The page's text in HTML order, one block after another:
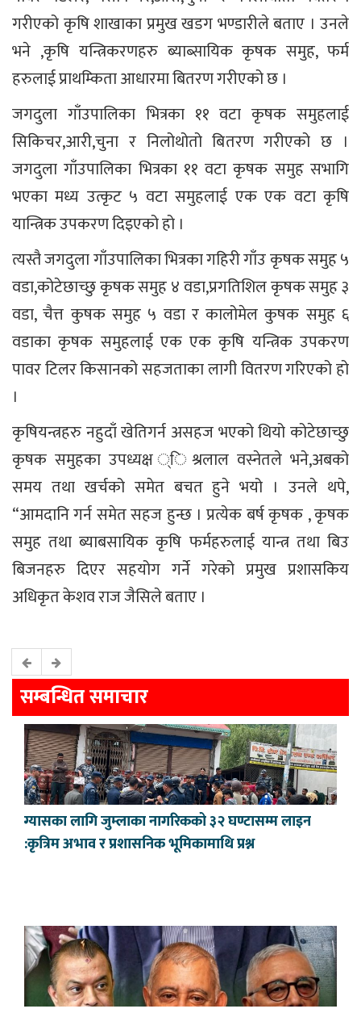
गरीएको कृषि शाखाका प्रमुख खडग भण्डारीले बताए । उनले
भने ,कृषि यन्त्रिकरणहरु ब्याब्सायिक कृषक समुह, फर्म
हरुलाई प्राथम्किता आधारमा बितरण गरीएको छ ।
जगदुला गाँउपालिका भित्रका ११ वटा कृषक समुहलाई
सिकिचर,आरी,चुना र निलोथोतो बितरण गरीएको छ ।
जगदुला गाँउपालिका भित्रका ११ वटा कृषक समुह सभागि
भएका मध्य उत्कृट ५ वटा समुहलाई एक एक वटा कृषि
यान्त्रिक उपकरण दिइएको हो ।
त्यस्तै जगदुला गाँउपालिका भित्रका गहिरी गाँउ कृषक समुह ५
वडा,कोटेछाच्छु कृषक समुह ४ वडा,प्रगतिशिल कृषक समुह ३
वडा, चैत्त कुषक समुह ५ वडा र कालोमेल कुषक समुह ६
वडाका कृषक समुहलाई एक एक कृषि यन्त्रिक उपकरण
पावर टिलर किसानको सहजताका लागी वितरण गरिएको हो
।
कृषियन्त्रहरु नहुदाँ खेतिगर्न असहज भएको थियो कोटेछाच्छु
कृषक समुहका उपध्यक्ष ्िश्रलाल वस्नेतले भने,अबको
समय तथा खर्चको समेत बचत हुने भयो । उनले थपे,
“आमदानि गर्न समेत सहज हुन्छ । प्रत्येक बर्ष कृषक , कृषक
समुह तथा ब्याबसायिक कृषि फर्महरुलाई यान्त्र तथा बिउ
बिजनहरु दिएर सहयोग गर्ने गरेको प्रमुख प्रशासकिय
अधिकृत केशव राज जैसिले बताए ।
सम्बन्धित समाचार
ग्यासका लागि जुम्लाका नागरिकको ३२ घण्टासम्म लाइन
:कृत्रिम अभाव र प्रशासनिक भूमिकामाथि प्रश्न